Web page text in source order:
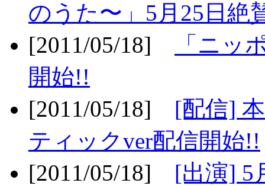
のうた〜」5月25日絶
[2011/05/18]
「ニッ
開始!!
[2011/05/18] [配信]
ティックver配信開始!!
[2011/05/18] [出演] 5